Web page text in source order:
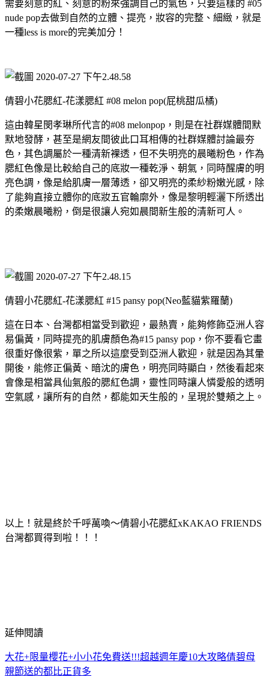
需要刻意的紅、刻意的粉來強調自己的氣色，只要這樣的 #05
nude pop去做到自然的立體、提亮，妝容的完整、細緻，就是
一種less is more的完美加分！
倩碧小花腮紅-花漾腮紅 #08 melon pop(屁桃甜瓜橘)
這由韓星閔孝琳所代言的#08 melonpop，則是在社群媒體間默
默地發酵，甚至是網友間彼此口耳相傳的社群媒體討論最夯
色，其色調屬於一種清新裸透，但不失明亮的晨曦粉色，作為
腮紅色像是比較給自己的底妝一種乾淨、朝氣，同時醒膚的明
亮色調，像是給肌膚一層薄透，卻又明亮的柔紗粉嫩光感，除
了能夠直接立體你的底妝五官輪廓外，像是黎明輕灑下所透出
的柔嫩晨曦粉，倒是很讓人宛如晨間新生般的清新可人。
倩碧小花腮紅-花漾腮紅 #15 pansy pop(Neo藍貓紫羅蘭)
這在日本、台灣都相當受到歡迎，最熱賣，能夠修飾亞洲人容
易偏黃，同時提亮的肌膚顏色為#15 pansy pop，你不要看它畫
很重好像很紫，單之所以這麼受到亞洲人歡迎，就是因為其暈
開後，能修正偏黃、暗沈的膚色，明亮同時顯白，然後看起來
會像是相當具仙氣般的腮紅色調，靈性同時讓人憐愛般的透明
空氣感，讓所有的自然，都能如天生般的，呈現於雙頰之上。
以上！就是終於千呼萬喚～倩碧小花腮紅xKAKAO FRIENDS
台灣都買得到啦！！！
延伸閱讀
大花+限量櫻花+小小花免費送!!!超越週年慶10大攻略倩碧母
親節送的都比正貨多